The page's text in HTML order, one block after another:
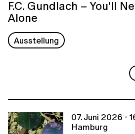
F.C. Gundlach – You'll
Alone
Ausstellung
07. Juni 2026 -
Hamburg